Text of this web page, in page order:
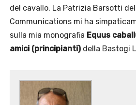
del cavallo. La Patrizia Barsotti
Communications mi ha
sulla mia monografia Equus
amici (principianti) della Bastogi